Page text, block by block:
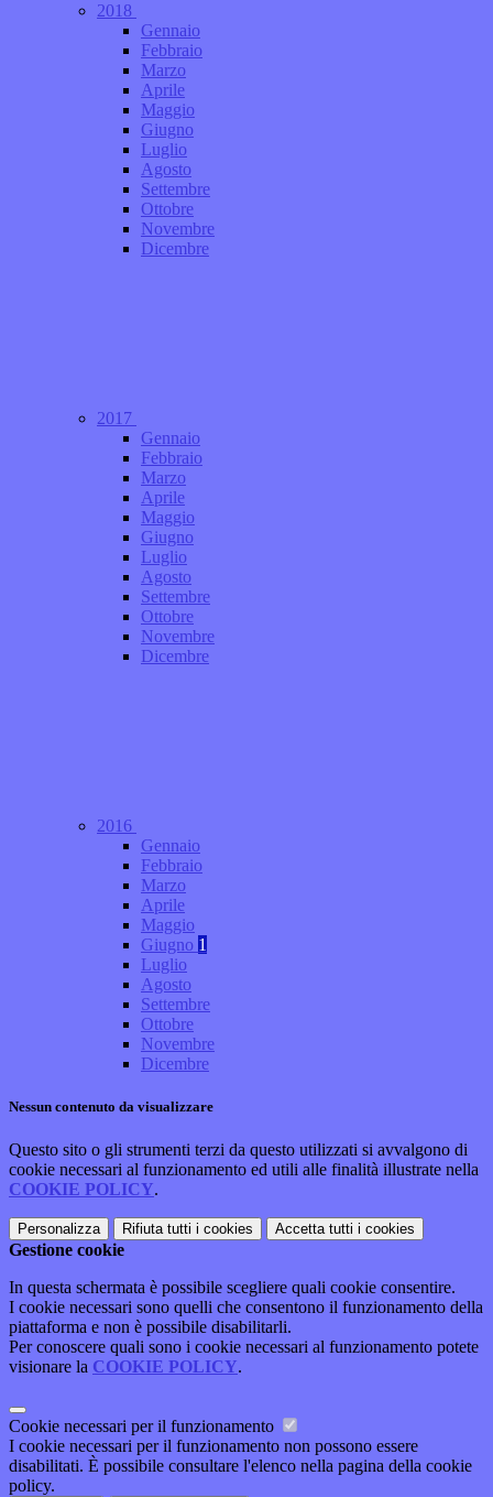
2018
Gennaio
Febbraio
Marzo
Aprile
Maggio
Giugno
Luglio
Agosto
Settembre
Ottobre
Novembre
Dicembre
2017
Gennaio
Febbraio
Marzo
Aprile
Maggio
Giugno
Luglio
Agosto
Settembre
Ottobre
Novembre
Dicembre
2016
Gennaio
Febbraio
Marzo
Aprile
Maggio
Giugno 1
Luglio
Agosto
Settembre
Ottobre
Novembre
Dicembre
Nessun contenuto da visualizzare
Questo sito o gli strumenti terzi da questo utilizzati si avvalgono di
cookie necessari al funzionamento ed utili alle finalità illustrate nella
COOKIE POLICY.
Personalizza Rifiuta tutti i cookies Accetta tutti i cookies
Gestione cookie
In questa schermata è possibile scegliere quali cookie consentire.
I cookie necessari sono quelli che consentono il funzionamento della
piattaforma e non è possibile disabilitarli.
Per conoscere quali sono i cookie necessari al funzionamento potete
visionare la COOKIE POLICY.
Cookie necessari per il funzionamento
I cookie necessari per il funzionamento non possono essere
disabilitati. È possibile consultare l'elenco nella pagina della cookie
policy.